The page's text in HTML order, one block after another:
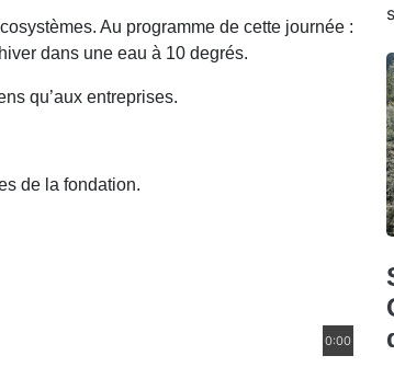
Au programme de cette journée :
dans une eau à 10 degrés.
qu’aux entreprises.
de la fondation.
0:00